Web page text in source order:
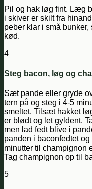
Pil og hak løg fint. Læg
i skiver er skilt fra
peber klar i små
kød.
4
Steg bacon, løg og
Sæt pande eller gryde
tern på og steg i 4-5
smeltet. Tilsæt hakket
er blødt og let gyldent.
men lad fedt blive i
panden i baconfedtet
minutter til champignon
Tag champignon op til
5